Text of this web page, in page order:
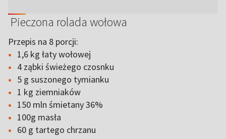
Pieczona rolada wołowa
Przepis na 8 porcji:
1,6 kg łaty wołowej
4 ząbki świeżego czosnku
5 g suszonego tymianku
1 kg ziemniaków
150 mln śmietany 36%
100g masła
60 g tartego chrzanu